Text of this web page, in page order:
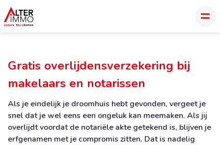
Gratis overlijdensverzekering bij
makelaars en notarissen
Als je eindelijk je droomhuis hebt gevonden, vergeet je
snel dat je wel eens een ongeluk kan meemaken. Als jij
overlijdt voordat de notariële akte getekend is, blijven je
erfgenamen met je compromis zitten. Dat is nadelig